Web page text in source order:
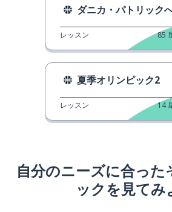
ダニカ・パトリックへのイ
レッスン 85
夏季オリンピック2
レッスン 14
自分のニーズに合った
ックを見てみ